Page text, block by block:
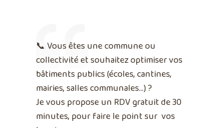
📞 Vous êtes une commune ou
collectivité et souhaitezoptimiser vos
bâtiments publics(écoles, cantines,
mairies, salles communales…) ?
Je vous propose un RDV gratuit de 30
minutes, pour faire le point sur vos